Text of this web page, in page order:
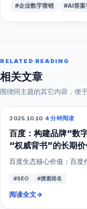
#企业数字营销
#AI答案
RELATED READING
相关文章
围绕同主题的其它内容，便
SEO
2025.10.10·4 分钟阅读
百度：构建品牌“数
“权威背书”的长期价
百度生态核心价值：百度
#SEO #搜索排名
阅读全文→